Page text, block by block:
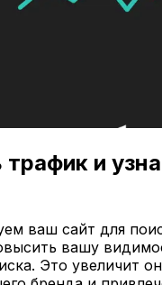
трафик и
ваш сайт для
вашу
Это увеличит